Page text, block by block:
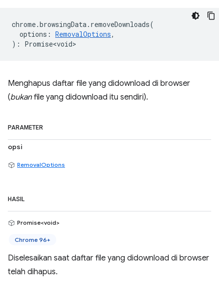
chrome.browsingData. removeDownloads(
options : RemovalOptions,
) : Promise<void>
Menghapus daftar file yang didownload di browser
(bukanfile yang didownload itu sendiri).
PARAMETER
opsi
RemovalOptions
HASIL
Promise<void>
Chrome 96+
Diselesaikan saat daftar file yang didownload di browser
telah dihapus.